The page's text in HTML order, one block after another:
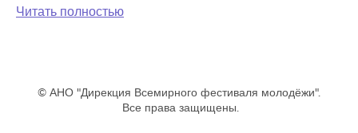
Читать полностью
© АНО "Дирекция Всемирного фестиваля молодёжи".
Все права защищены.